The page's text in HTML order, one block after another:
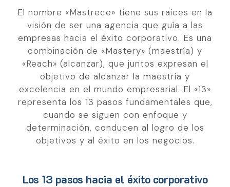
El nombre «Mastrece» tiene sus raíces en la
visión de ser una agencia que guía a las
empresas hacia el éxito corporativo. Es una
combinación de «Mastery» (maestría) y
«Reach» (alcanzar), que juntos expresan el
objetivo de alcanzar la maestría y
excelencia en el mundo empresarial. El «13»
representa los 13 pasos fundamentales que,
cuando se siguen con enfoque y
determinación, conducen al logro de los
objetivos y al éxito en los negocios.
Los 13 pasos hacia el éxito corporativo